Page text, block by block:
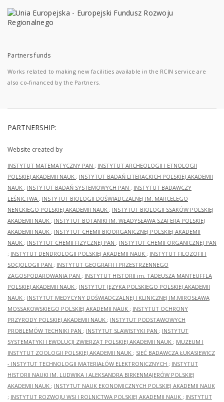
Partners funds
Works related to making new facilities available in the RCIN service are
also co-financed by the Partners.
PARTNERSHIP:
Website created by
INSTYTUT MATEMATYCZNY PAN ; INSTYTUT ARCHEOLOGII I ETNOLOGII
POLSKIEJ AKADEMII NAUK ; INSTYTUT BADAŃ LITERACKICH POLSKIEJ AKADEMII
NAUK ; INSTYTUT BADAŃ SYSTEMOWYCH PAN ; INSTYTUT BADAWCZY
LEŚNICTWA ; INSTYTUT BIOLOGII DOŚWIADCZALNEJ IM. MARCELEGO
NENCKIEGO POLSKIEJ AKADEMII NAUK ; INSTYTUT BIOLOGII SSAKÓW POLSKIEJ
AKADEMII NAUK ; INSTYTUT BOTANIKI IM. WŁADYSŁAWA SZAFERA POLSKIEJ
AKADEMII NAUK ; INSTYTUT CHEMII BIOORGANICZNEJ POLSKIEJ AKADEMII
NAUK ; INSTYTUT CHEMII FIZYCZNEJ PAN ; INSTYTUT CHEMII ORGANICZNEJ PAN
; INSTYTUT DENDROLOGII POLSKIEJ AKADEMII NAUK ; INSTYTUT FILOZOFII I
SOCJOLOGII PAN ; INSTYTUT GEOGRAFII I PRZESTRZENNEGO
ZAGOSPODAROWANIA PAN ; INSTYTUT HISTORII im. TADEUSZA MANTEUFFLA
POLSKIEJ AKADEMII NAUK ; INSTYTUT JĘZYKA POLSKIEGO POLSKIEJ AKADEMII
NAUK ; INSTYTUT MEDYCYNY DOŚWIADCZALNEJ I KLINICZNEJ IM.MIROSŁAWA
MOSSAKOWSKIEGO POLSKIEJ AKADEMII NAUK ; INSTYTUT OCHRONY
PRZYRODY POLSKIEJ AKADEMII NAUK ; INSTYTUT PODSTAWOWYCH
PROBLEMÓW TECHNIKI PAN ; INSTYTUT SLAWISTYKI PAN ; INSTYTUT
SYSTEMATYKI I EWOLUCJI ZWIERZĄT POLSKIEJ AKADEMII NAUK ; MUZEUM I
INSTYTUT ZOOLOGII POLSKIEJ AKADEMII NAUK ; SIEĆ BADAWCZA ŁUKASIEWICZ
- INSTYTUT TECHNOLOGII MATERIAŁÓW ELEKTRONICZNYCH ; INSTYTUT
HISTORII NAUKI IM. LUDWIKA I ALEKSANDRA BIRKENMAJERÓW POLSKIEJ
AKADEMII NAUK ; INSTYTUT NAUK EKONOMICZNYCH POLSKIEJ AKADEMII NAUK
; INSTYTUT ROZWOJU WSI I ROLNICTWA POLSKIEJ AKADEMII NAUK ; INSTYTUT